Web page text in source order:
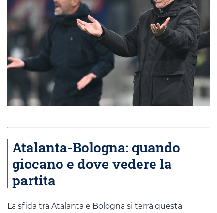
Atalanta-Bologna: quando
giocano e dove vedere la
partita
La sfida tra Atalanta e Bologna si terrà questa